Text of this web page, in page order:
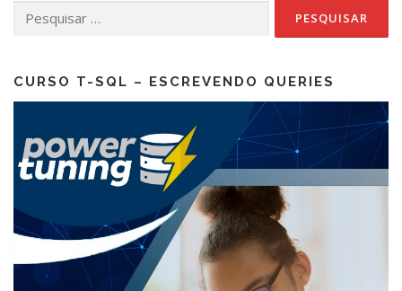
por:
CURSO T-SQL – ESCREVENDO QUERIES